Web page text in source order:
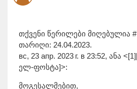
თქვენი წერილები მიღებულია #
თარიღი: 24.04.2023.
вс, 23 апр. 2023 г. в 23:52, ანა
ელ-ფოსტა]>:
მოგესალმებით,